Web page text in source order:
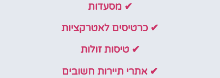
✔ מסעדות
✔ כרטיסים לאטרקציות
✔ טיסות זולות
✔ אתרי תיירות חשובים